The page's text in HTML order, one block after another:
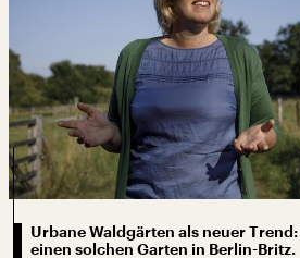
Urbane Waldgärten als neuer
einen solchen Garten in Berlin-Britz.